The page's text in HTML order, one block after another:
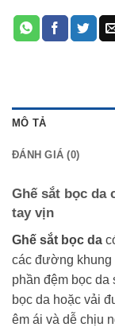
MÔ TẢ
ĐÁNH GIÁ (0)
Ghế sắt bọc da
tay vịn
Ghế sắt bọc da
các đường khung
phần đệm bọc da
bọc da hoặc vải
êm ái và dễ chịu